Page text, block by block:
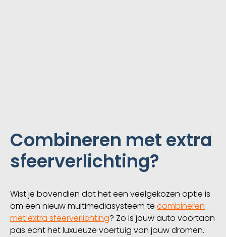
Combineren met extra
sfeerverlichting?
Wist je bovendien dat het een veelgekozen optie is
om een nieuw multimediasysteem te combineren
met extra sfeerverlichting? Zo is jouw auto voortaan
pas echt het luxueuze voertuig van jouw dromen.